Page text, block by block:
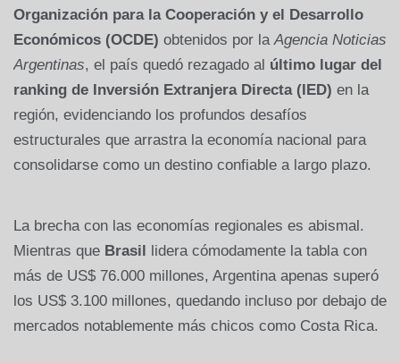
Organización para la Cooperación y el Desarrollo
Económicos (OCDE) obtenidos por laAgencia Noticias
Argentinas, el país quedó rezagado al último lugar del
ranking de Inversión Extranjera Directa (IED) en la
región, evidenciando los profundos desafíos
estructurales que arrastra la economía nacional para
consolidarse como un destino confiable a largo plazo.
La brecha con las economías regionales es abismal.
Mientras que Brasil lidera cómodamente la tabla con
más de US$ 76.000 millones, Argentina apenas superó
los US$ 3.100 millones, quedando incluso por debajo de
mercados notablemente más chicos como Costa Rica.